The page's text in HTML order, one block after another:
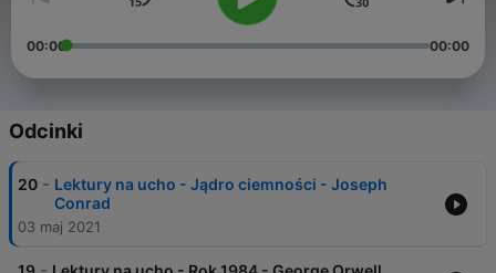
zakresie literatury, kultury i krytycznego myślenia, pomagając
w uchwyceniu uniwersalnych, humanistycznych walorów dzieł.
00:00 00:00
Odcinki
20 - Lektury na ucho - Jądro ciemności - Joseph
Conrad
03 maj 2021